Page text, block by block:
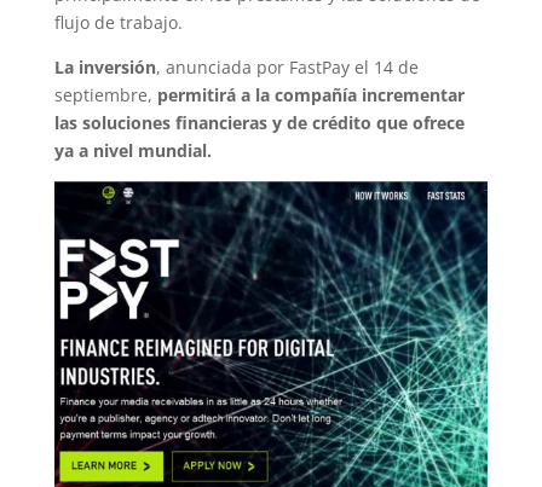
flujo de trabajo.
La inversión, anunciada por FastPay el 14 de
septiembre, permitirá a la compañía incrementar
las soluciones financieras y de crédito que ofrece
ya a nivel mundial.